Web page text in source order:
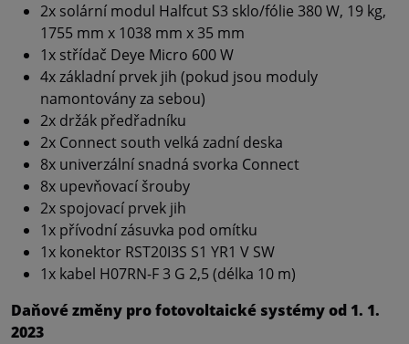
2x solární modul Halfcut S3 sklo/fólie 380 W, 19 kg,
1755 mm x 1038 mm x 35 mm
1x střídač Deye Micro 600 W
4x základní prvek jih (pokud jsou moduly
namontovány za sebou)
2x držák předřadníku
2x Connect south velká zadní deska
8x univerzální snadná svorka Connect
8x upevňovací šrouby
2x spojovací prvek jih
1x přívodní zásuvka pod omítku
1x konektor RST20I3S S1 YR1 V SW
1x kabel H07RN-F 3 G 2,5 (délka 10 m)
Daňové změny pro fotovoltaické systémy od 1. 1.
2023